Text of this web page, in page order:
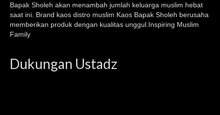
Bapak Sholeh akan menambah jumlah keluarga muslim hebat
saat ini. Brand kaos distro muslim Kaos Bapak Sholeh berusaha
memberikan produk dengan kualitas unggul.Inspiring Muslim
Family
Dukungan Ustadz